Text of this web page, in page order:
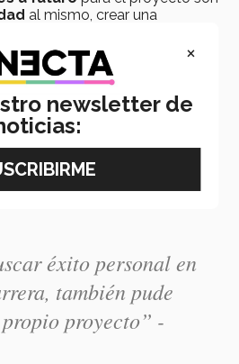
al mismo, crear una
la República Mexicana y que
a más partes del país en
la parte presencial de
robótica junto con las
.
formas y tener diferentes
que no pueden costearse
éxito personal en
también pude
proyecto” -
×
newsletter de